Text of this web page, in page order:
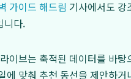
가이드 해드림 기사에서도 강
니다.
이브는 축적된 데이터를 바탕
맞춰 추천 동선을 제안하